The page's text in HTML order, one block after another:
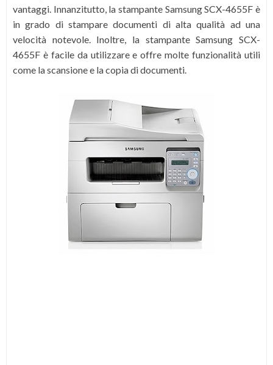
vantaggi. Innanzitutto, la stampante Samsung SCX-4655F è
in grado di stampare documenti di alta qualità ad una
velocità notevole. Inoltre, la stampante Samsung SCX-
4655F è facile da utilizzare e offre molte funzionalità utili
come la scansione e la copia di documenti.